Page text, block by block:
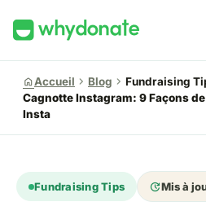
homeAccueil chevron_right Blog chevron_right Fundraising
Cagnotte Instagram: 9 Façons
Insta
Fundraising Tips updateMis à